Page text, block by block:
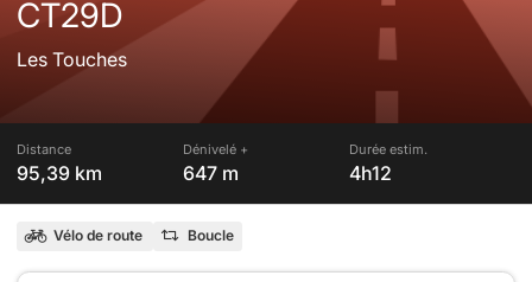
CT29D
Les Touches
Distance
95,39 km
Dénivelé +
647 m
Durée estim.
4h12
Vélo de route Boucle